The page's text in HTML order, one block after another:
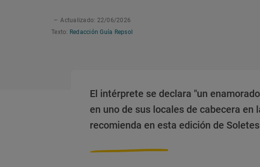
– Actualizado: 22/06/2026
Texto: Redacción Guía Repsol
El intérprete se declara "un
en uno de sus locales de cabecera en
recomienda en esta edición de